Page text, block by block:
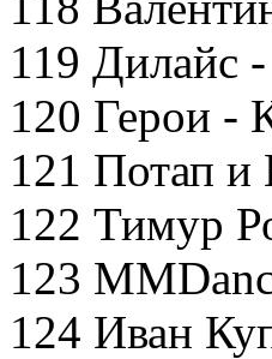
119 Дилайс
120 Герои -
121 Потап и
122 Тимур
123
124 Иван